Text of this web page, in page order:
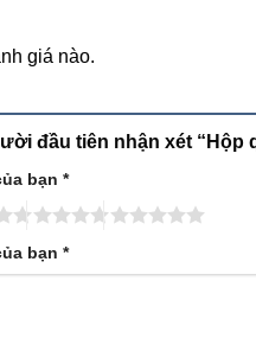
giá nào.
đầu tiên nhận xét “Hộp
bạn *
bạn *